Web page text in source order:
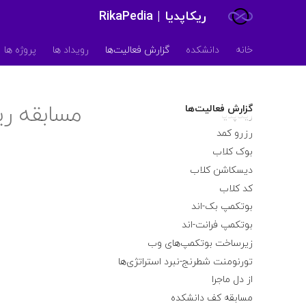
ریکاپدیا | RikaPedia
خانه دانشکده گزارش فعالیت‌ها رویداد ها پروژه ها
گزارش فعالیت‌ها
2025
ریکاپدیا
رزرو کمد
بوک کلاب
دیسکاشن کلاب
کد کلاب
بوتکمپ بک-اند
بوتکمپ فرانت-اند
زیرساخت بوتکمپ‌های وب
تورنومنت شطرنج-نبرد استراتژی‌ها
از دل ماجرا
مسابقه کف دانشکده
مسابقه